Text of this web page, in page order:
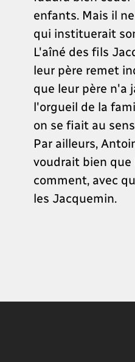
enfants. Mais il
qui instituerait
L'aîné des fils
leur père remet
que leur père n'a
l'orgueil de la
on se fiait au
Par ailleurs,
voudrait bien que
comment, avec
les Jacquemin.